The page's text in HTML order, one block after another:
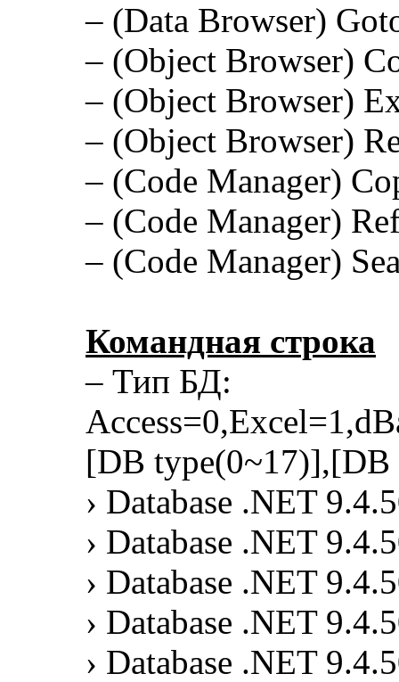
– (Data Browser)
– (Object Browser)
– (Object Browser)
– (Object Browser)
– (Code Manager)
– (Code Manager)
– (Code Manager)
Командная строка
– Тип БД:
[DB
› Database .NET
› Database .NET
› Database .NET
› Database .NET
› Database .NET